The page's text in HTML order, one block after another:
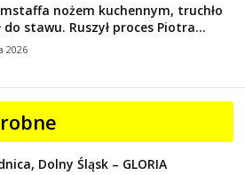
nożem kuchennym, truchło
do stawu. Ruszył proces Piotra...
2026
Dolny Śląsk – GLORIA